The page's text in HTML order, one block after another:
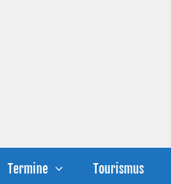
Termine Tourismus